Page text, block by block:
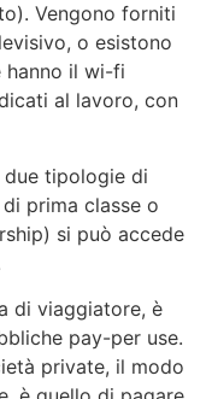
Vengono forniti
o esistono
hanno il wi-fi
al lavoro, con
tipologie di
prima classe o
si può accede
di viaggiatore, è
pay-per use.
private, il modo